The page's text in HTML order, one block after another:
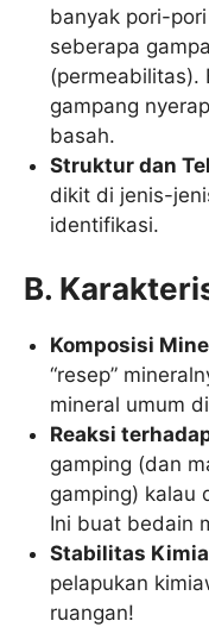
banyak pori-
seberapa
(permeabilitas).
gampang
basah.
Struktur dan
dikit di jenis-
identifikasi.
B.
Komposisi
“resep”
mineral umum
Reaksi
gamping (dan
gamping) kalau
Ini buat bedain
Stabilitas
pelapukan
ruangan!